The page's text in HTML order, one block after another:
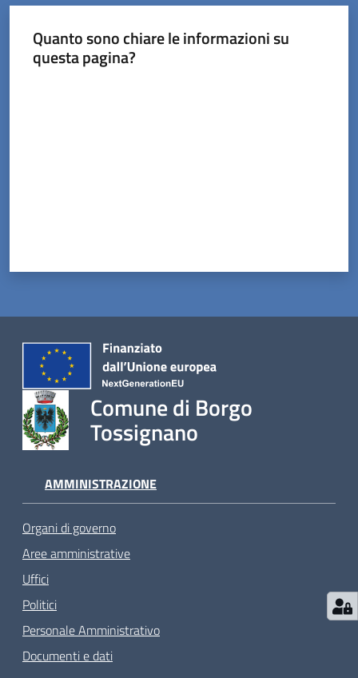
Borgo
Tossignano
gli
Quanto sono chiare le informazioni su
questa pagina?
Comune di Borgo
Tossignano
AMMINISTRAZIONE
Organi di governo
Aree amministrative
Uffici
Politici
Personale Amministrativo
Documenti e dati